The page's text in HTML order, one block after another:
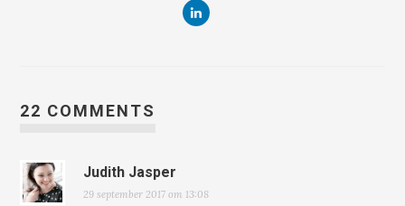
22 COMMENTS
Judith Jasper
29 september 2017 om 13:08